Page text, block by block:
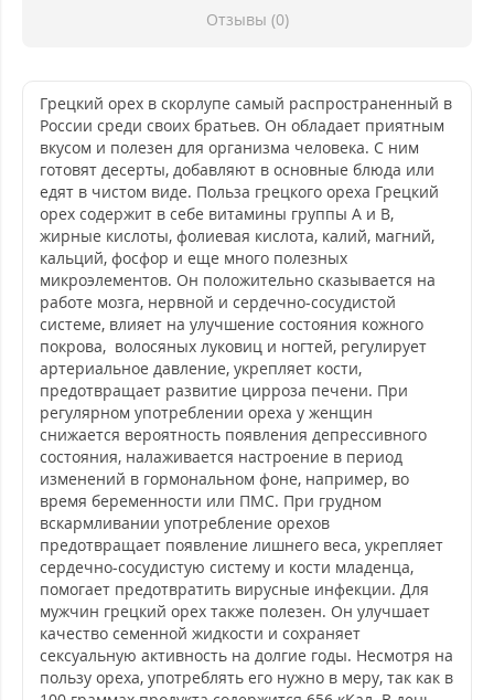
Отзывы (0)
Грецкий орех в скорлупе самый распространенный в
России среди своих братьев. Он обладает приятным
вкусом и полезен для организма человека. С ним
готовят десерты, добавляют в основные блюда или
едят в чистом виде. Польза грецкого ореха Грецкий
орех содержит в себе витамины группы А и В,
жирные кислоты, фолиевая кислота, калий, магний,
кальций, фосфор и еще много полезных
микроэлементов. Он положительно сказывается на
работе мозга, нервной и сердечно-сосудистой
системе, влияет на улучшение состояния кожного
покрова, волосяных луковиц и ногтей, регулирует
артериальное давление, укрепляет кости,
предотвращает развитие цирроза печени. При
регулярном употреблении ореха у женщин
снижается вероятность появления депрессивного
состояния, налаживается настроение в период
изменений в гормональном фоне, например, во
время беременности или ПМС. При грудном
вскармливании употребление орехов
предотвращает появление лишнего веса, укрепляет
сердечно-сосудистую систему и кости младенца,
помогает предотвратить вирусные инфекции. Для
мужчин грецкий орех также полезен. Он улучшает
качество семенной жидкости и сохраняет
сексуальную активность на долгие годы. Несмотря на
пользу ореха, употреблять его нужно в меру, так как в